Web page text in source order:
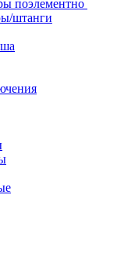
поэлементно
штанги